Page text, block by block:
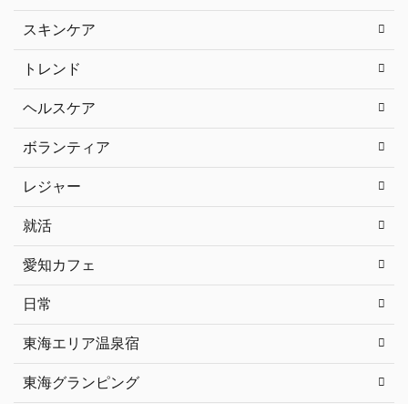
スキンケア
トレンド
ヘルスケア
ボランティア
レジャー
就活
愛知カフェ
日常
東海エリア温泉宿
東海グランピング